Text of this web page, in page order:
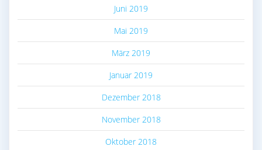
Juni 2019
Mai 2019
März 2019
Januar 2019
Dezember 2018
November 2018
Oktober 2018